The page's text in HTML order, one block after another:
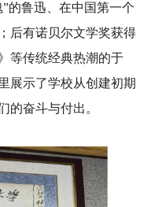
的鲁迅、在中国第一个
后有诺贝尔文学奖获得
等传统经典热潮的于
示了学校从创建初期
的奋斗与付出。